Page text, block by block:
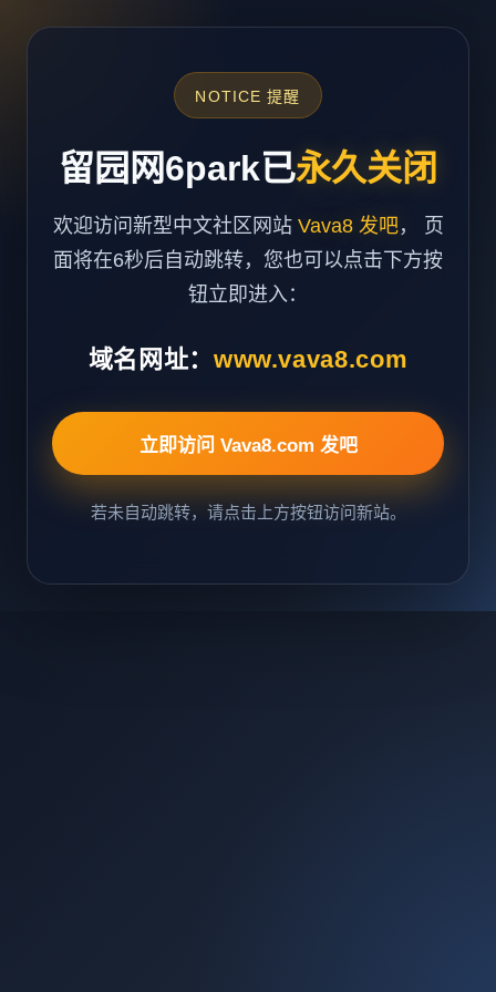
NOTICE 提醒
留园网6park已永久关闭
欢迎访问新型中文社区网站 Vava8 发吧， 页
面将在6秒后自动跳转，您也可以点击下方按
钮立即进入：
域名网址： www.vava8.com
立即访问 Vava8.com 发吧
若未自动跳转，请点击上方按钮访问新站。